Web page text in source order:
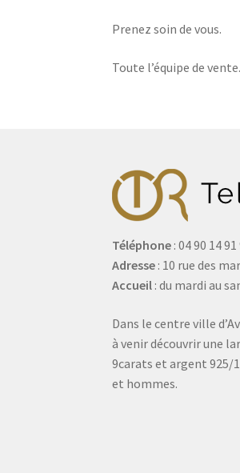
Prenez soin de vous.
Toute l’équipe de vente.
Téléphone : 04 90 14 91
Adresse : 10 rue des
Accueil : du mardi au
Dans le centre ville
à venir découvrir une
9carats et argent 925/
et hommes.